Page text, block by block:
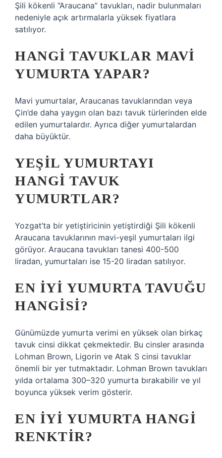
Şili kökenli “Araucana” tavukları, nadir bulunmaları
nedeniyle açık artırmalarla yüksek fiyatlara
satılıyor.
HANGI TAVUKLAR MAVI
YUMURTA YAPAR?
Mavi yumurtalar, Araucanas tavuklarından veya
Çin’de daha yaygın olan bazı tavuk türlerinden elde
edilen yumurtalardır. Ayrıca diğer yumurtalardan
daha büyüktür.
YEŞIL YUMURTAYI
HANGI TAVUK
YUMURTLAR?
Yozgat’ta bir yetiştiricinin yetiştirdiği Şili kökenli
Araucana tavuklarının mavi-yeşil yumurtaları ilgi
görüyor. Araucana tavukları tanesi 400-500
liradan, yumurtaları ise 15-20 liradan satılıyor.
EN IYI YUMURTA TAVUĞU
HANGISI?
Günümüzde yumurta verimi en yüksek olan birkaç
tavuk cinsi dikkat çekmektedir. Bu cinsler arasında
Lohman Brown, Ligorin ve Atak S cinsi tavuklar
önemli bir yer tutmaktadır. Lohman Brown tavukları
yılda ortalama 300–320 yumurta bırakabilir ve yıl
boyunca yüksek verim gösterir.
EN IYI YUMURTA HANGI
RENKTIR?